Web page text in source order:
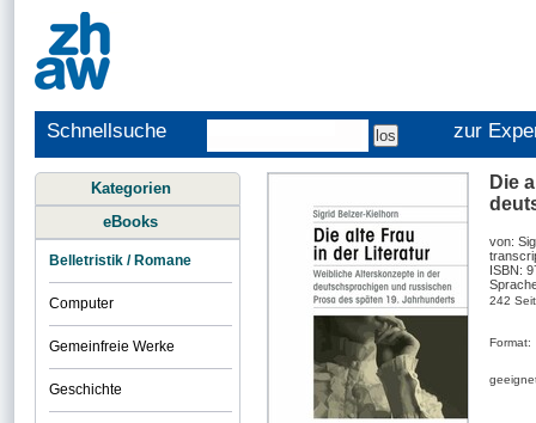
Schnellsuche zur
Die
von:
ISBN:
242
Format:
Kategorien
eBooks
Belletristik / Romane
Computer
Gemeinfreie Werke
Geschichte